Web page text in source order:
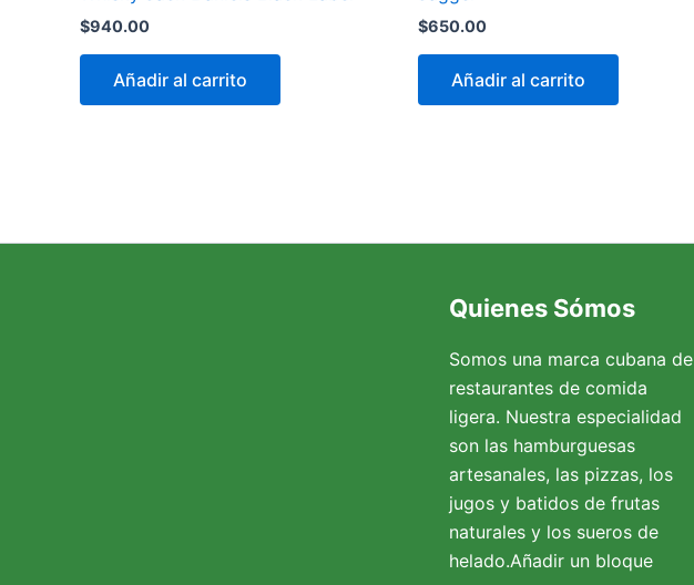
$940.00
Añadir al carrito
$650.00
Añadir al carrito
Quienes Sómos
Somos una marca cubana de
restaurantes de comida
ligera. Nuestra especialidad
son las hamburguesas
artesanales, las pizzas, los
jugos y batidos de frutas
naturales y los sueros de
helado.Añadir un bloque